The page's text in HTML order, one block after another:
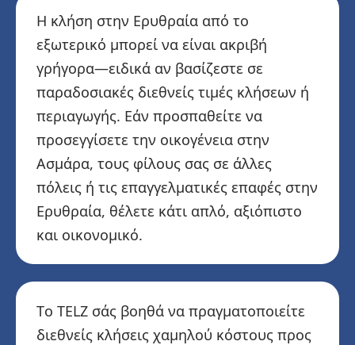
Η κλήση στην Ερυθραία από το
εξωτερικό μπορεί να είναι ακριβή
γρήγορα—ειδικά αν βασίζεστε σε
παραδοσιακές διεθνείς τιμές κλήσεων ή
περιαγωγής. Εάν προσπαθείτε να
προσεγγίσετε την οικογένεια στην
Ασμάρα, τους φίλους σας σε άλλες
πόλεις ή τις επαγγελματικές επαφές στην
Ερυθραία, θέλετε κάτι απλό, αξιόπιστο
και οικονομικό.
Το TELZ σάς βοηθά να πραγματοποιείτε
διεθνείς κλήσεις χαμηλού κόστους προς